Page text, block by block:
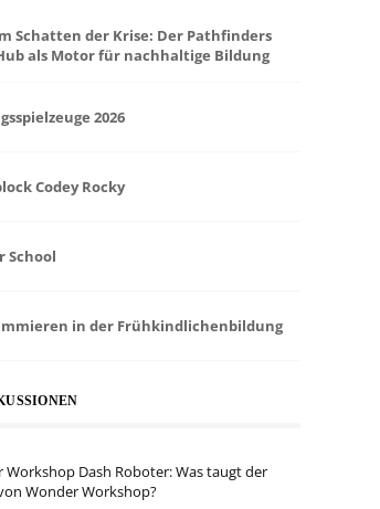
Schatten der Krise: Der Pathfinders
als Motor für nachhaltige Bildung
2026
Codey Rocky
School
in der Frühkindlichenbildung
Workshop Dash Roboter: Was taugt der
Wonder Workshop?